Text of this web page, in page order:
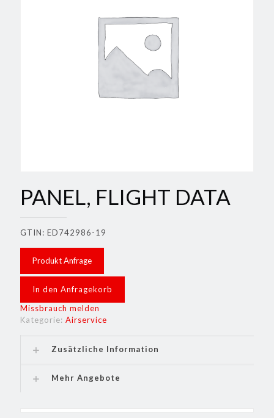
PANEL, FLIGHT DATA
GTIN: ED742986-19
Produkt Anfrage
In den Anfragekorb
Missbrauch melden
Kategorie: Airservice
Zusätzliche Information
Mehr Angebote